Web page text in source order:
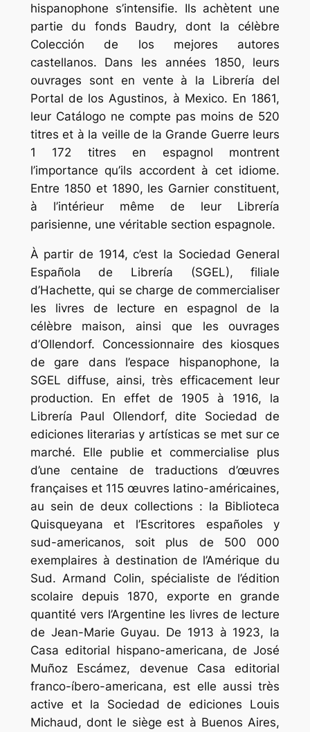
hispanophone s’intensifie. Ils achètent une
partie du fonds Baudry, dont la célèbre
Colección de los mejores autores
castellanos. Dans les années 1850, leurs
ouvrages sont en vente à la Librería del
Portal de los Agustinos, à Mexico. En 1861,
leur Catálogo ne compte pas moins de 520
titres et à la veille de la Grande Guerre leurs
1 172 titres en espagnol montrent
l’importance qu’ils accordent à cet idiome.
Entre 1850 et 1890, les Garnier constituent,
à l’intérieur même de leur Librería
parisienne, une véritable section espagnole.
À partir de 1914, c’est la Sociedad General
Española de Librería (SGEL), filiale
d’Hachette, qui se charge de commercialiser
les livres de lecture en espagnol de la
célèbre maison, ainsi que les ouvrages
d’Ollendorf. Concessionnaire des kiosques
de gare dans l’espace hispanophone, la
SGEL diffuse, ainsi, très efficacement leur
production. En effet de 1905 à 1916, la
Librería Paul Ollendorf, dite Sociedad de
ediciones literarias y artísticas se met sur ce
marché. Elle publie et commercialise plus
d’une centaine de traductions d’œuvres
françaises et 115 œuvres latino-américaines,
au sein de deux collections : la Biblioteca
Quisqueyana et l’Escritores españoles y
sud-americanos, soit plus de 500 000
exemplaires à destination de l’Amérique du
Sud. Armand Colin, spécialiste de l’édition
scolaire depuis 1870, exporte en grande
quantité vers l’Argentine les livres de lecture
de Jean-Marie Guyau. De 1913 à 1923, la
Casa editorial hispano-americana, de José
Muñoz Escámez, devenue Casa editorial
franco-íbero-americana, est elle aussi très
active et la Sociedad de ediciones Louis
Michaud, dont le siège est à Buenos Aires,